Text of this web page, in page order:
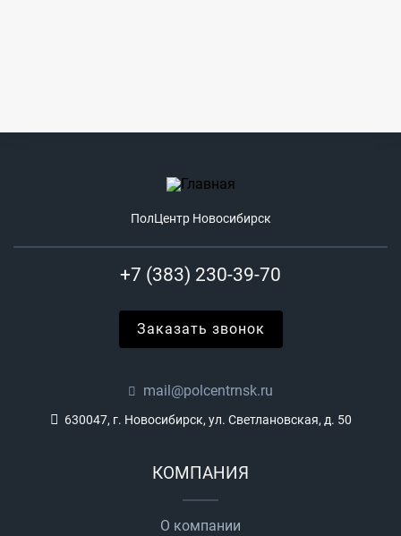
ПолЦентр Новосибирск
+7 (383) 230-39-70
Заказать звонок
mail@polcentrnsk.ru
630047, г. Новосибирск, ул. Светлановская, д. 50
КОМПАНИЯ
О компании